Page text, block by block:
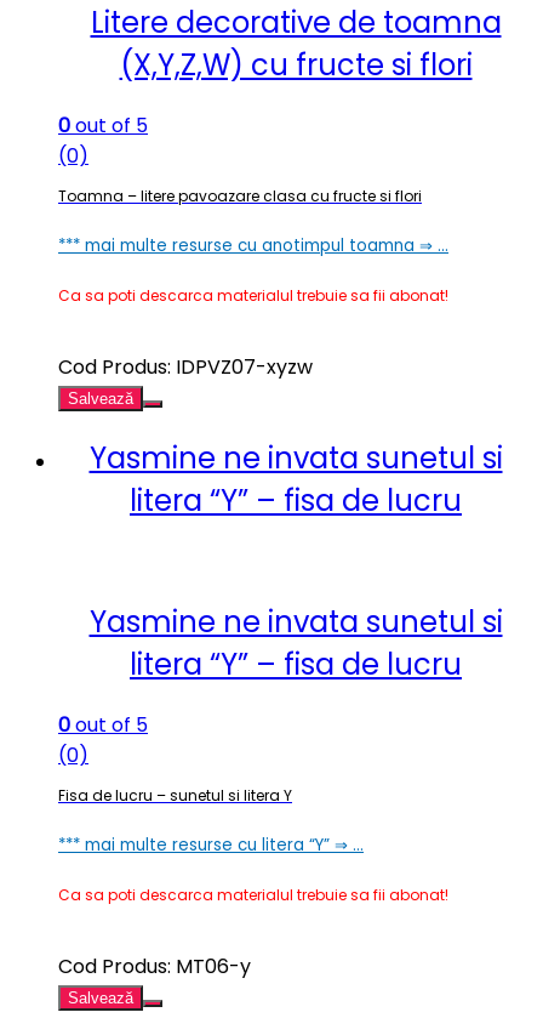
Litere decorative de toamna
(X,Y,Z,W) cu fructe si flori
0out of 5
(0)
Toamna – litere pavoazare clasa cu fructe si flori
*** mai multe resurse cu anotimpul toamna ⇒ …
Ca sa poti descarca materialul trebuie sa fii abonat!
Cod Produs: IDPVZ07-xyzw
Salvează
Yasmine ne invata sunetul si
litera “Y” – fisa de lucru
Yasmine ne invata sunetul si
litera “Y” – fisa de lucru
0out of 5
(0)
Fisa de lucru – sunetul si litera Y
*** mai multe resurse cu litera “Y” ⇒ …
Ca sa poti descarca materialul trebuie sa fii abonat!
Cod Produs: MT06-y
Salvează